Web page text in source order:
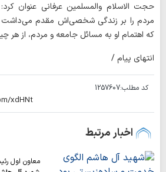
حجت الاسلام والمسلمین عرفانی عنوان
مردم را بر زندگی شخصی‌اش مقدم
که اهتمام او به مسائل جامعه و مردم، از هر
انتهای پیام /
کد مطلب:1257607
اخبار مرتبط
معاون اول